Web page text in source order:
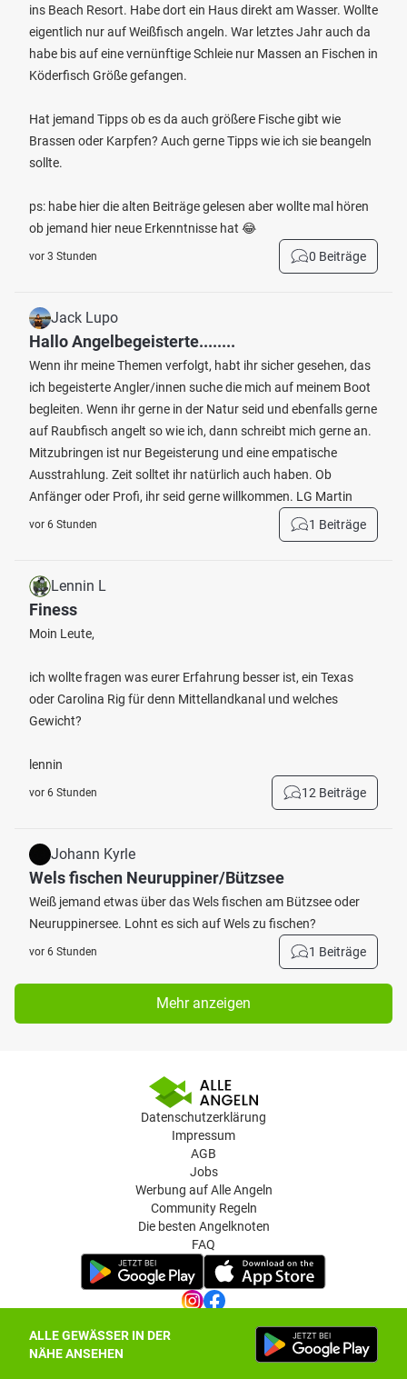
ALLE GEWÄSSER IN DER
NÄHE ANSEHEN
ins Beach Resort. Habe dort ein Haus direkt am Wasser. Wollte
eigentlich nur auf Weißfisch angeln. War letztes Jahr auch da
habe bis auf eine vernünftige Schleie nur Massen an Fischen in
Köderfisch Größe gefangen.
Hat jemand Tipps ob es da auch größere Fische gibt wie
Brassen oder Karpfen? Auch gerne Tipps wie ich sie beangeln
sollte.
ps: habe hier die alten Beiträge gelesen aber wollte mal hören
ob jemand hier neue Erkenntnisse hat 😂
vor 3 Stunden 0 Beiträge
Jack Lupo
Hallo Angelbegeisterte........
Wenn ihr meine Themen verfolgt, habt ihr sicher gesehen, das
ich begeisterte Angler/innen suche die mich auf meinem Boot
begleiten. Wenn ihr gerne in der Natur seid und ebenfalls gerne
auf Raubfisch angelt so wie ich, dann schreibt mich gerne an.
Mitzubringen ist nur Begeisterung und eine empatische
Ausstrahlung. Zeit solltet ihr natürlich auch haben. Ob
Anfänger oder Profi, ihr seid gerne willkommen. LG Martin
vor 6 Stunden 1 Beiträge
Lennin L
Finess
Moin Leute,
ich wollte fragen was eurer Erfahrung besser ist, ein Texas
oder Carolina Rig für denn Mittellandkanal und welches
Gewicht?
lennin
vor 6 Stunden 12 Beiträge
Johann Kyrle
Wels fischen Neuruppiner/Bützsee
Weiß jemand etwas über das Wels fischen am Bützsee oder
Neuruppinersee. Lohnt es sich auf Wels zu fischen?
vor 6 Stunden 1 Beiträge
Mehr anzeigen
Datenschutzerklärung
Impressum
AGB
Jobs
Werbung auf Alle Angeln
Community Regeln
Die besten Angelknoten
FAQ
Datenschutz-Einstellungen